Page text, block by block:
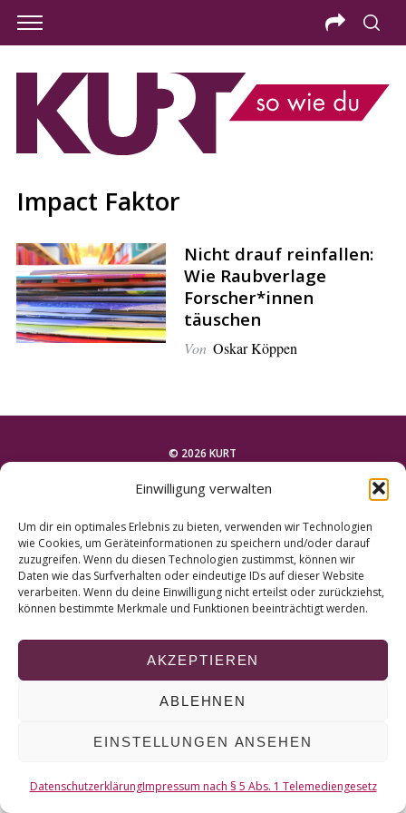
Einwilligung verwalten
Um dir ein optimales Erlebnis zu bieten, verwenden wir Technologien
wie Cookies, um Geräteinformationen zu speichern und/oder darauf
zuzugreifen. Wenn du diesen Technologien zustimmst, können wir
Daten wie das Surfverhalten oder eindeutige IDs auf dieser Website
verarbeiten. Wenn du deine Einwilligung nicht erteilst oder zurückziehst,
können bestimmte Merkmale und Funktionen beeinträchtigt werden.
AKZEPTIEREN
ABLEHNEN
EINSTELLUNGEN ANSEHEN
DatenschutzerklärungImpressum nach § 5 Abs. 1 Telemediengesetz
Impact Faktor
Nicht drauf reinfallen:
Wie Raubverlage
Forscher*innen
täuschen
Von Oskar Köppen
© 2026 KURT
NACH OBEN
r